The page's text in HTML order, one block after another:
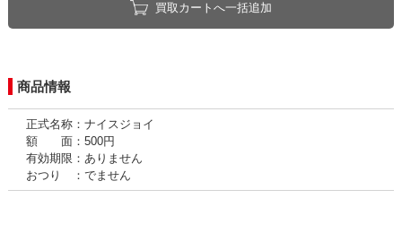
買取カートへ一括追加
商品情報
正式名称：ナイスジョイ
額 面：500円
有効期限：ありません
おつり ：でません